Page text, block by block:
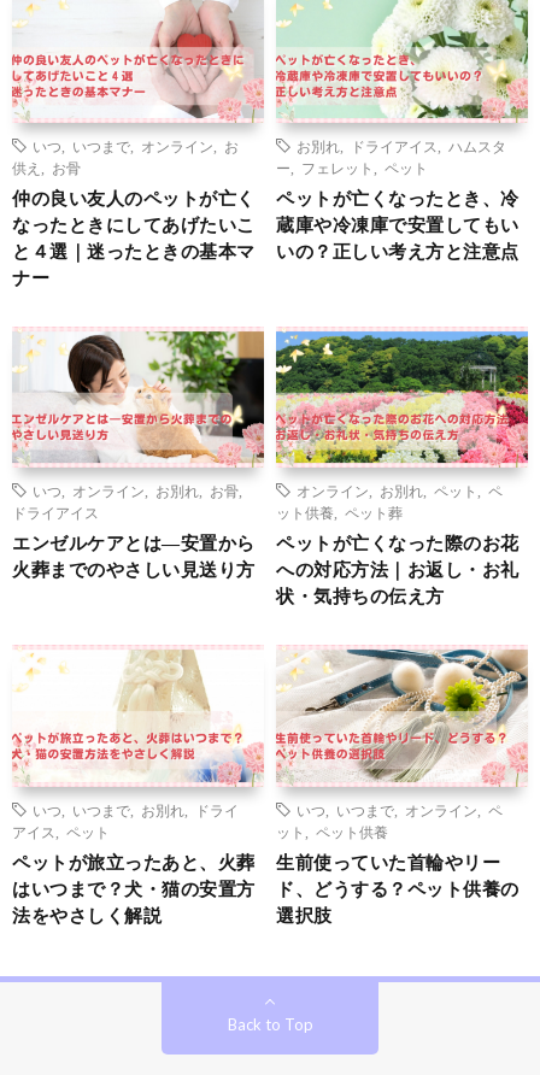
いつ いつまで オンライン
お
供え
お骨
仲の良い友人のペットが亡く
なったときにしてあげたいこ
と４選｜迷ったときの基本マ
ナー
お別れ ドライアイス
ハムスタ
ー
フェレット ペット
ペットが亡くなったとき、冷
蔵庫や冷凍庫で安置してもい
いの？正しい考え方と注意点
いつ オンライン お別れ お骨
ドライアイス
エンゼルケアとは―安置から
火葬までのやさしい見送り方
オンライン お別れ ペット
ペ
ット供養
ペット葬
ペットが亡くなった際のお花
への対応方法｜お返し・お礼
状・気持ちの伝え方
いつ いつまで お別れ
ドライ
アイス
ペット
ペットが旅立ったあと、火葬
はいつまで？犬・猫の安置方
法をやさしく解説
いつ いつまで オンライン
ペ
ット
ペット供養
生前使っていた首輪やリー
ド、どうする？ペット供養の
選択肢
Back to Top